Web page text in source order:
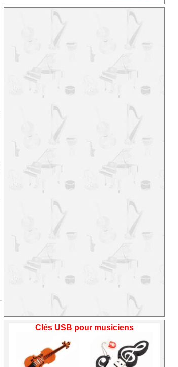
Clés USB pour musiciens